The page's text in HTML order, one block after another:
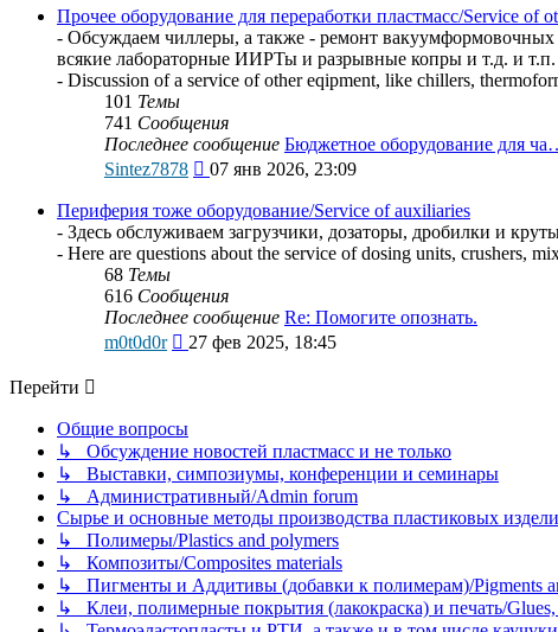
последнему
сообщению
Прочее оборудование для переработки пластмасс/Service of
- Обсуждаем чиллеры, а также - ремонт
всякие лабораторные ИИРТы и разрывные копры и т.д. и т.п.
- Discussion of a service of other eqipment, like chillers,
101 Темы
741 Сообщения
Последнее сообщение Бюджетное оборудование для
Sintez7878
Перейти
последнему
сообщению
07 янв 2026, 23:09
Периферия тоже оборудование/Service of auxiliaries
- Здесь обслуживаем загрузчики, дозаторы, дробилки и
- Here are questions about the service of dosing units, crushers,
68 Темы
616 Сообщения
Последнее сообщение Re: Помогите опознать.
m0t0d0r
Перейти
27 фев 2025, 18:45
Перейти
Общие вопросы
↳ Обсуждение новостей пластмасс и не только
↳ Выставки, симпозиумы, конференции и семинары
↳ Административный/Admin forum
Сырье и основные методы производства пластиковых
↳ Полимеры/Plastics and polymers
↳ Композиты/Сomposites materials
↳ Пигменты и Аддитивы (добавки к полимерам)/Pigments
↳ Клеи, полимерные покрытия (лакокраска) и печать/